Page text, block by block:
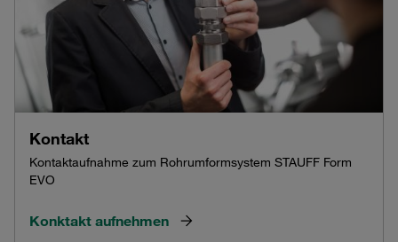
Kontakt
Kontaktaufnahme zum Rohrumformsystem STAUFF Form
EVO
Konktakt aufnehmen